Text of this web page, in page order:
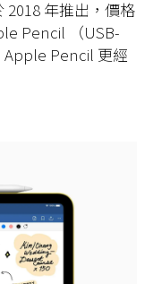
年推出，價格
Pencil （USB-
Apple Pencil 更經